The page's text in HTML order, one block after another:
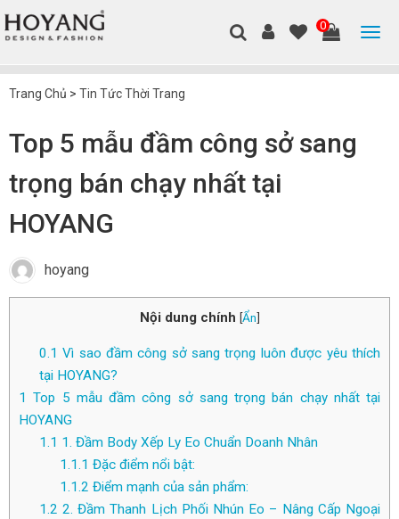
0
Trang Chủ > Tin Tức Thời Trang
Top 5 mẫu đầm công sở sang
trọng bán chạy nhất tại
HOYANG
hoyang
Nội dung chính [Ẩn]
0.1 Vì sao đầm công sở sang trọng luôn được yêu thích
tại HOYANG?
1 Top 5 mẫu đầm công sở sang trọng bán chạy nhất tại
HOYANG
1.1 1. Đầm Body Xếp Ly Eo Chuẩn Doanh Nhân
1.1.1 Đặc điểm nổi bật:
1.1.2 Điểm mạnh của sản phẩm:
1.2 2. Đầm Thanh Lịch Phối Nhún Eo – Nâng Cấp Ngoại